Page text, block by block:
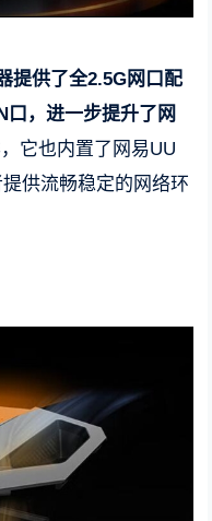
提供了全2.5G网口配
口，进一步提升了网
它也内置了网易UU
供流畅稳定的网络环